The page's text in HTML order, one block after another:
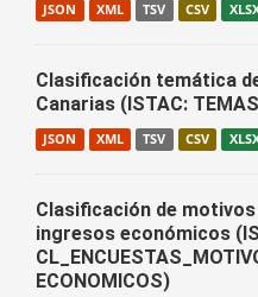
JSON XML TSV CSV
Clasificación temática
Canarias (ISTAC:
JSON XML TSV CSV
Clasificación de
ingresos económicos
ECONOMICOS)